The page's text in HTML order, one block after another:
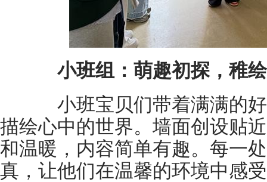
小班组： 萌趣初探，稚
小班宝贝们带着满满的好
描绘心中的世界。墙面创设贴
和温暖，内容简单有趣。每一
真，让他们在温馨的环境中感